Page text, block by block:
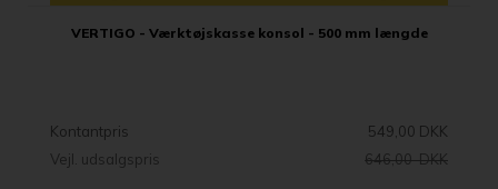
VERTIGO - Værktøjskasse konsol - 500 mm længde
Kontantpris
549,00 DKK
Vejl. udsalgspris
646,00 DKK